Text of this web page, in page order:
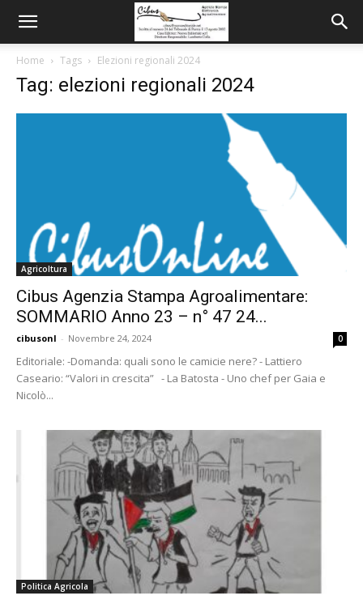
Home Tags Elezioni regionali 2024
Tag: elezioni regionali 2024
Agricoltura
Cibus Agenzia Stampa Agroalimentare:
SOMMARIO Anno 23 – n° 47 24...
cibusonl - Novembre 24, 2024 0
Editoriale: -Domanda: quali sono le camicie nere? - Lattiero
Caseario: “Valori in crescita” - La Batosta - Uno chef per Gaia e
Nicolò...
Politica Agricola